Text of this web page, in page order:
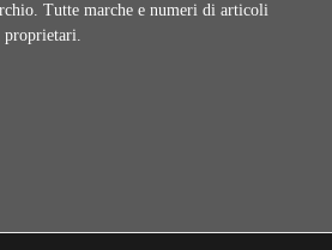
Tutte marche e numeri di articoli